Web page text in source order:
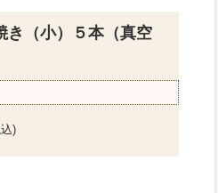
き（小）５本（真空
)